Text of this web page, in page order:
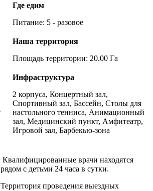
Где едим
Питание: 5 - разовое
Наша территория
Площадь территории: 20.00 Га
Инфраструктура
2 корпуса, Концертный зал,
Спортивный зал, Бассейн, Столы для
настольного тенниса, Анимационный
зал, Медицинский пункт, Амфитеатр,
Игровой зал, Барбекью-зона
Квалифицированные врачи находятся
рядом с детьми 24 часа в сутки.
Территория проведения выездных